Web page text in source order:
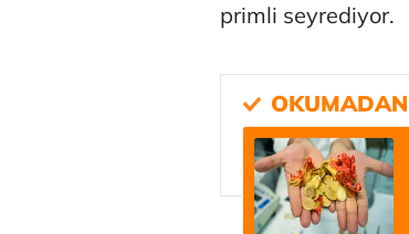
primli seyrediyor.